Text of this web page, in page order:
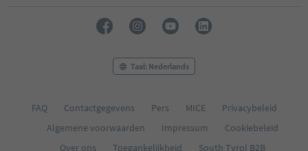
Taal: Nederlands
FAQ Contactgegevens Pers MICE
Privacybeleid
Algemene voorwaarden
Impressum
Cookiebeleid
Over ons
Toegankelijkheid South Tyrol B2B